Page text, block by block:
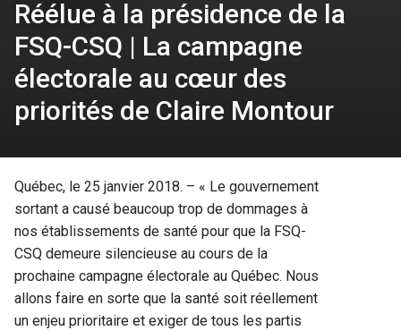
Réélue à la présidence de la
FSQ-CSQ | La campagne
électorale au cœur des
priorités de Claire Montour
Québec, le 25 janvier 2018. – « Le gouvernement
sortant a causé beaucoup trop de dommages à
nos établissements de santé pour que la FSQ-
CSQ demeure silencieuse au cours de la
prochaine campagne électorale au Québec. Nous
allons faire en sorte que la santé soit réellement
un enjeu prioritaire et exiger de tous les partis